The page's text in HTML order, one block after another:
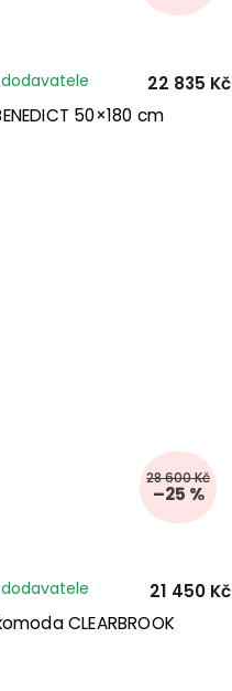
50×180 cm
22 835 Kč
28 600 Kč
–25 %
CLEARBROOK
21 450 Kč